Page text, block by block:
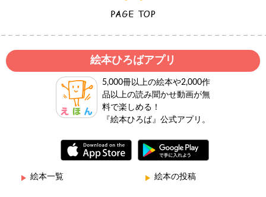
絵本ひろばアプリ
5,000冊以上の絵本や2,000作
品以上の読み聞かせ動画が無
料で楽しめる！
『絵本ひろば』公式アプリ。
絵本一覧 絵本の投稿